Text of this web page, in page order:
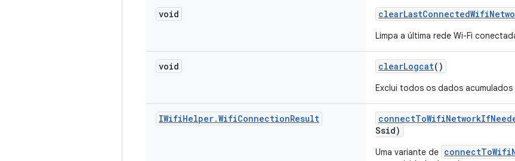
void clearLastConnectedWifi
Limpa a última rede Wi-Fi
void clearLogcat()
Exclui todos os dados
IWifiHelper.WifiConnectionResult connectToWifiNetworkIf
Ssid)
Uma variante de